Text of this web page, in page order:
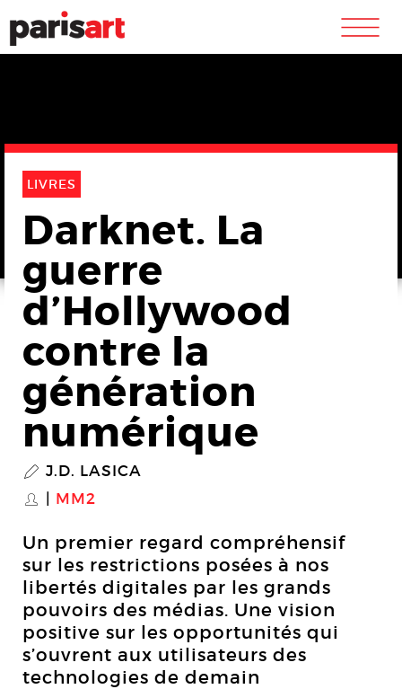
m
LIVRES
Darknet. La
guerre
d’Hollywood
contre la
génération
numérique
P J.D. LASICA
S MM2
Un premier regard compréhensif
sur les restrictions posées à nos
libertés digitales par les grands
pouvoirs des médias. Une vision
positive sur les opportunités qui
s’ouvrent aux utilisateurs des
technologies de demain